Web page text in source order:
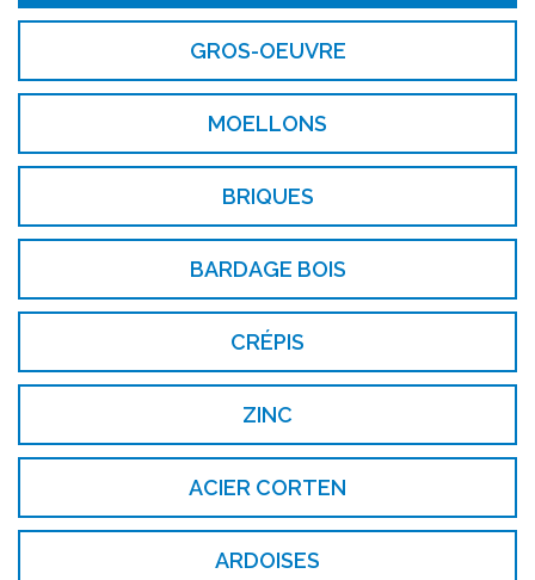
GROS-OEUVRE
MOELLONS
BRIQUES
BARDAGE BOIS
CRÉPIS
ZINC
ACIER CORTEN
ARDOISES